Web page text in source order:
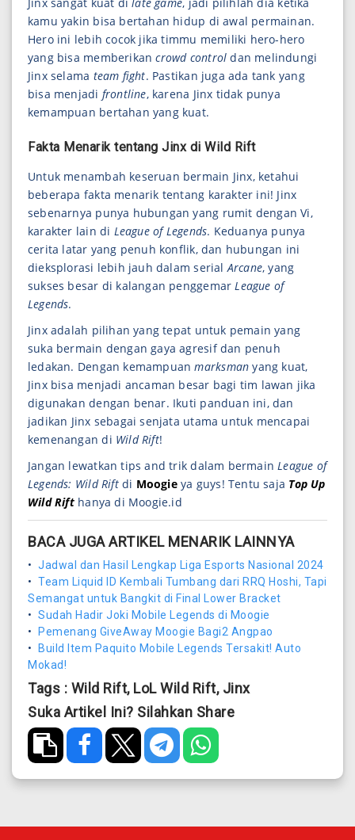
kamu yakin bisa bertahan hidup di awal permainan.
Hero ini lebih cocok jika timmu memiliki hero-hero
yang bisa memberikancrowd control dan melindungi
Jinx selama team fight. Pastikan juga ada tank yang
bisa menjadi frontline, karena Jinx tidak punya
kemampuan bertahan yang kuat.
Fakta Menarik tentang Jinx di Wild Rift
Untuk menambah keseruan bermain Jinx, ketahui
beberapa fakta menarik tentang karakter ini! Jinx
sebenarnya punya hubungan yang rumit dengan Vi,
karakter lain di League of Legends. Keduanya punya
cerita latar yang penuh konflik, dan hubungan ini
dieksplorasi lebih jauh dalam serial Arcane, yang
sukses besar di kalangan penggemar League of
Legends.
Jinx adalah pilihan yang tepat untuk pemain yang
suka bermain dengan gaya agresif dan penuh
ledakan. Dengan kemampuanmarksman yang kuat,
Jinx bisa menjadi ancaman besar bagi tim lawan jika
digunakan dengan benar. Ikuti panduan ini, dan
jadikan Jinx sebagai senjata utama untuk mencapai
kemenangan di Wild Rift!
Jangan lewatkan tips and trik dalam bermainLeague of
Legends: Wild Riftdi Moogieya guys! Tentu saja Top Up
Wild Rifthanya di Moogie.id
BACA JUGA ARTIKEL MENARIK LAINNYA
• Jadwal dan Hasil Lengkap Liga Esports Nasional 2024
• Team Liquid ID Kembali Tumbang dari RRQ Hoshi, Tapi
Semangat untuk Bangkit di Final Lower Bracket
• Sudah Hadir Joki Mobile Legends di Moogie
•
Pemenang GiveAway Moogie Bagi2 Angpao
•
Build Item Paquito Mobile Legends Tersakit! Auto
Mokad!
Tags : Wild Rift, LoL Wild Rift, Jinx
Suka Artikel Ini? Silahkan Share